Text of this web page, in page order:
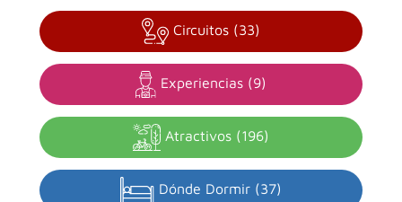
Circuitos (33)
Experiencias (9)
Atractivos (196)
Dónde Dormir (37)